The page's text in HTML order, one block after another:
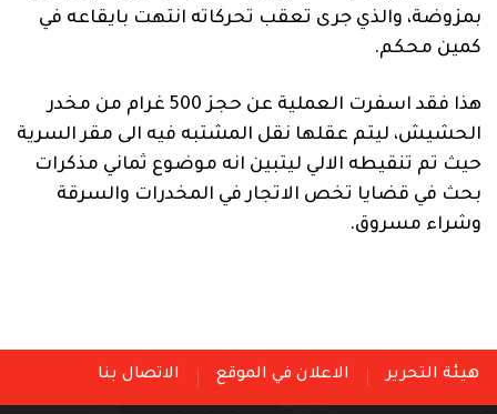
بمزوضة، والذي جرى تعقب تحركاته انتهت بايقاعه في
كمين محكم.
هذا فقد اسفرت العملية عن حجز 500 غرام من مخدر
الحشيش، ليتم عقلها نقل المشتبه فيه الى مقر السرية
حيث تم تنقيطه الالي ليتبين انه موضوع ثماني مذكرات
بحث في قضايا تخص الاتجار في المخدرات والسرقة
وشراء مسروق.
هيئة التحرير الاعلان في الموقع الاتصال بنا